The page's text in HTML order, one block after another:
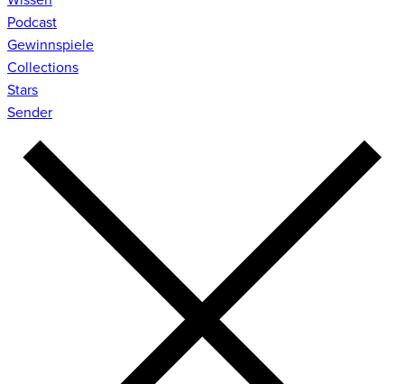
Podcast
Gewinnspiele
Collections
Stars
Sender